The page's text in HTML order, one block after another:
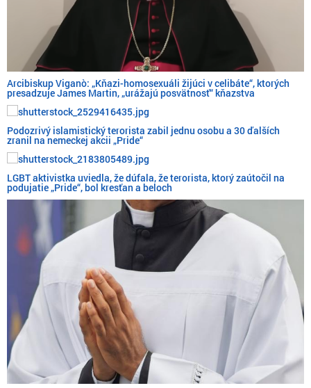
Arcibiskup Viganò: „Kňazi-homosexuáli žijúci v celibáte“, ktorých
presadzuje James Martin, „urážajú posvätnosť“ kňazstva
Podozrivý islamistický terorista zabil jednu osobu a 30 ďalších
zranil na nemeckej akcii „Pride“
LGBT aktivistka uviedla, že dúfala, že terorista, ktorý zaútočil na
podujatie „Pride“, bol kresťan a beloch